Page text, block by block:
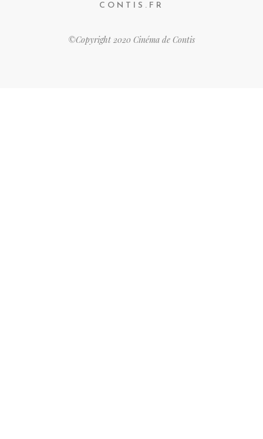
CONTIS.FR
©Copyright 2020 Cinéma de Contis